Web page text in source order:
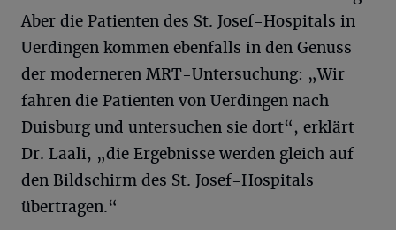
Aber die Patienten des St. Josef-Hospitals in
Uerdingen kommen ebenfalls in den Genuss
der moderneren MRT-Untersuchung: „Wir
fahren die Patienten von Uerdingen nach
Duisburg und untersuchen sie dort“, erklärt
Dr. Laali, „die Ergebnisse werden gleich auf
den Bildschirm des St. Josef-Hospitals
übertragen.“